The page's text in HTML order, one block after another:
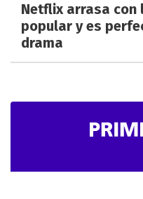
Netflix arrasa con
popular y es
drama